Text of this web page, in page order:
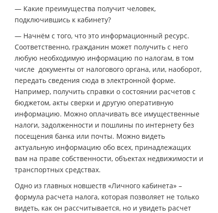
— Какие преимущества получит человек,
подключившись к кабинету?
— Начнём с того, что это информационный ресурс.
Соответственно, гражданин может получить с него
любую необходимую информацию по налогам, в том
числе документы от налогового органа, или, наоборот,
передать сведения сюда в электронной форме.
Например, получить справки о состоянии расчетов с
бюджетом, акты сверки и другую оперативную
информацию. Можно оплачивать все имущественные
налоги, задолженности и пошлины по интернету без
посещения банка или почты. Можно видеть
актуальную информацию обо всех, принадлежащих
вам на праве собственности, объектах недвижимости и
транспортных средствах.
Одно из главных новшеств «Личного кабинета» –
формула расчета налога, которая позволяет не только
видеть, как он рассчитывается, но и увидеть расчет